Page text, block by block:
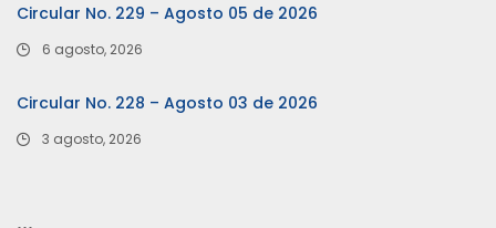
Circular No. 229 – Agosto 05 de 2026
6 agosto, 2026
Circular No. 228 – Agosto 03 de 2026
3 agosto, 2026